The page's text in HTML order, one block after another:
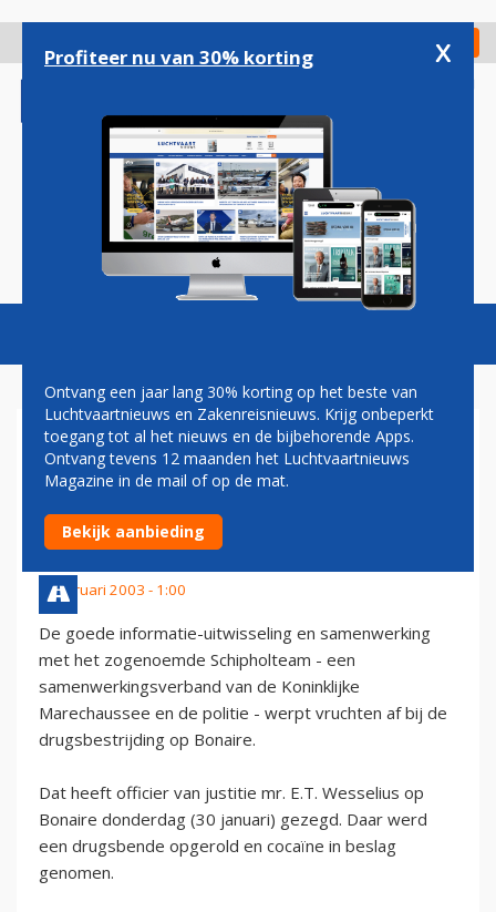
gaan
Check in
Magazine Podcasts Vacatures
SAMENWERKING
SCHIPHOLTEAM LEIDT TOT
SUCCES JUSTITIE BONAIRE
1 februari 2003 - 1:00
De goede informatie-uitwisseling en samenwerking
met het zogenoemde Schipholteam - een
samenwerkingsverband van de Koninklijke
Marechaussee en de politie - werpt vruchten af bij de
drugsbestrijding op Bonaire.
Dat heeft officier van justitie mr. E.T. Wesselius op
Bonaire donderdag (30 januari) gezegd. Daar werd
een drugsbende opgerold en cocaïne in beslag
genomen.
Profiteer nu van 30% korting x
Ontvang een jaar lang 30% korting op het beste van
Luchtvaartnieuws en Zakenreisnieuws. Krijg onbeperkt
toegang tot al het nieuws en de bijbehorende Apps.
Ontvang tevens 12 maanden het Luchtvaartnieuws
Magazine in de mail of op de mat.
Bekijk aanbieding